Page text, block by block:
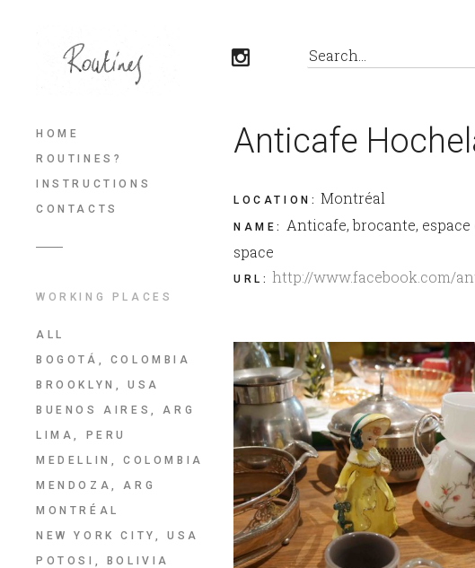
HOME
ROUTINES?
INSTRUCTIONS
CONTACTS
WORKING PLACES
ALL
BOGOTÁ, COLOMBIA
BROOKLYN, USA
BUENOS AIRES, ARG
LIMA, PERU
MEDELLIN, COLOMBIA
MENDOZA, ARG
MONTRÉAL
NEW YORK CITY, USA
POTOSI, BOLIVIA
Anticafe
LOCATION : Montréal
NAME:
Anticafe, brocante,
space
URL : http://www.facebook.com/